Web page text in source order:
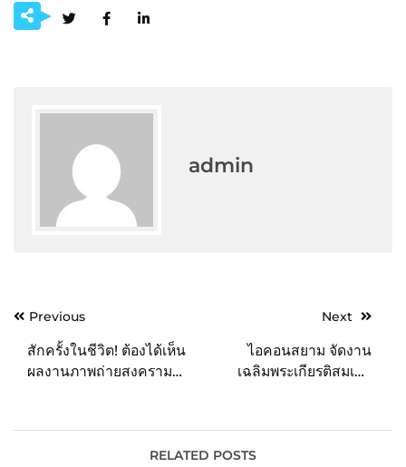
admin
PostPrevious
สักครั้งในชีวิต! ต้องได้เห็น
ผลงานภาพถ่ายสงคราม
และภัยพิบัติระดับโลก ครั้ง
แรกในไทยและเอเชีย
Next
ไอคอนสยาม จัดงาน
เฉลิมพระเกียรติสมเด็จ
พระบารมี สดุดีพระบรมราช
RELATED POSTS